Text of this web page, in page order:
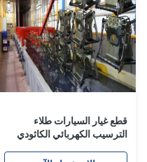
قطع غيار السيارات طلاء
الترسيب الكهربائي الكاثودي